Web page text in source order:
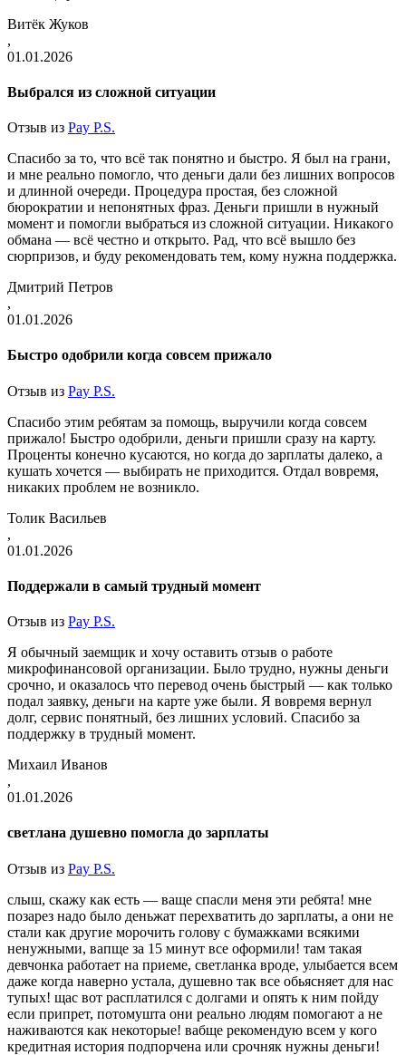
Витёк Жуков
,
01.01.2026
Выбрался из сложной ситуации
Отзыв из Pay P.S.
Спасибо за то, что всё так понятно и быстро. Я был на грани,
и мне реально помогло, что деньги дали без лишних вопросов
и длинной очереди. Процедура простая, без сложной
бюрократии и непонятных фраз. Деньги пришли в нужный
момент и помогли выбраться из сложной ситуации. Никакого
обмана — всё честно и открыто. Рад, что всё вышло без
сюрпризов, и буду рекомендовать тем, кому нужна поддержка.
Дмитрий Петров
,
01.01.2026
Быстро одобрили когда совсем прижало
Отзыв из Pay P.S.
Спасибо этим ребятам за помощь, выручили когда совсем
прижало! Быстро одобрили, деньги пришли сразу на карту.
Проценты конечно кусаются, но когда до зарплаты далеко, а
кушать хочется — выбирать не приходится. Отдал вовремя,
никаких проблем не возникло.
Толик Васильев
,
01.01.2026
Поддержали в самый трудный момент
Отзыв из Pay P.S.
Я обычный заемщик и хочу оставить отзыв о работе
микрофинансовой организации. Было трудно, нужны деньги
срочно, и оказалось что перевод очень быстрый — как только
подал заявку, деньги на карте уже были. Я вовремя вернул
долг, сервис понятный, без лишних условий. Спасибо за
поддержку в трудный момент.
Михаил Иванов
,
01.01.2026
светлана душевно помогла до зарплаты
Отзыв из Pay P.S.
слыш, скажу как есть — ваще спасли меня эти ребята! мне
позарез надо было деньжат перехватить до зарплаты, а они не
стали как другие морочить голову с бумажками всякими
ненужными, вапще за 15 минут все оформили! там такая
девчонка работает на приеме, светланка вроде, улыбается всем
даже когда наверно устала, душевно так все обьясняет для нас
тупых! щас вот расплатился с долгами и опять к ним пойду
если припрет, потомушта они реально людям помогают а не
наживаются как некоторые! вабще рекомендую всем у кого
кредитная история подпорчена или срочняк нужны деньги!